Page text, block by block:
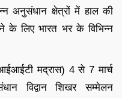
अनुसंधान क्षेत्रों में हाल की
के लिए भारत भर के विभिन्न
मद्रास) 4 से 7 मार्च
विद्वान शिखर सम्मेलन